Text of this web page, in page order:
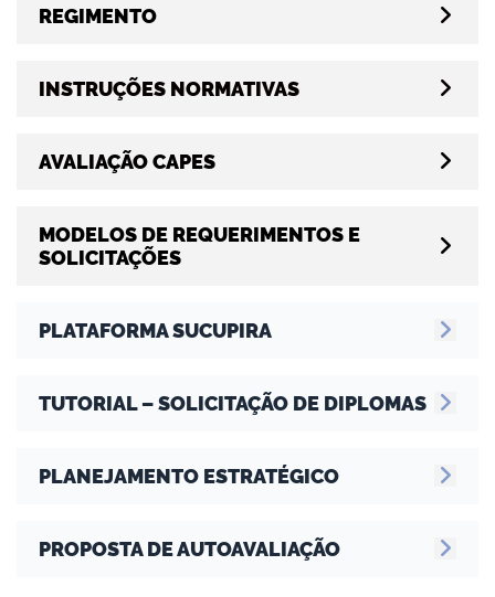
REGIMENTO
INSTRUÇÕES NORMATIVAS
AVALIAÇÃO CAPES
MODELOS DE REQUERIMENTOS E
SOLICITAÇÕES
PLATAFORMA SUCUPIRA
TUTORIAL – SOLICITAÇÃO DE DIPLOMAS
PLANEJAMENTO ESTRATÉGICO
PROPOSTA DE AUTOAVALIAÇÃO